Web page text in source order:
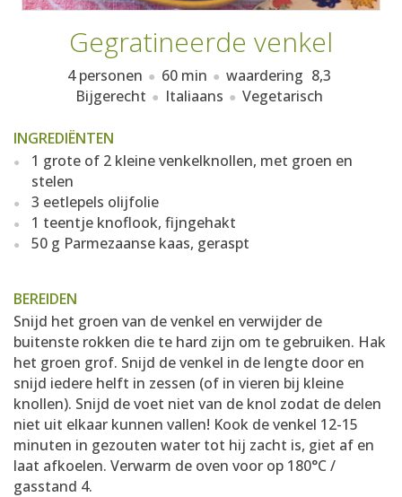
Gegratineerde venkel
4 personen 60 min waardering 8,3
Bijgerecht
Italiaans Vegetarisch
INGREDIËNTEN
1 grote of 2 kleine venkelknollen, met groen en
stelen
3 eetlepels olijfolie
1 teentje knoflook, fijngehakt
50 g Parmezaanse kaas, geraspt
BEREIDEN
Snijd het groen van de venkel en verwijder de
buitenste rokken die te hard zijn om te gebruiken. Hak
het groen grof. Snijd de venkel in de lengte door en
snijd iedere helft in zessen (of in vieren bij kleine
knollen). Snijd de voet niet van de knol zodat de delen
niet uit elkaar kunnen vallen! Kook de venkel 12-15
minuten in gezouten water tot hij zacht is, giet af en
laat afkoelen. Verwarm de oven voor op 180°C /
gasstand 4.